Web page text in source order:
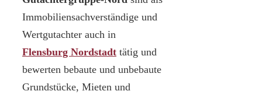
Immobiliensachverständige und
Wertgutachter auch in
Flensburg Nordstadt tätig und
bewerten bebaute und unbebaute
Grundstücke, Mieten und